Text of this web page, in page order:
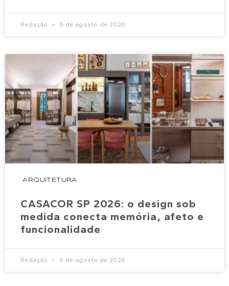
Redação 6 de agosto de 2026
ARQUITETURA
CASACOR SP 2026: o design sob
medida conecta memória, afeto e
funcionalidade
Redação 6 de agosto de 2026